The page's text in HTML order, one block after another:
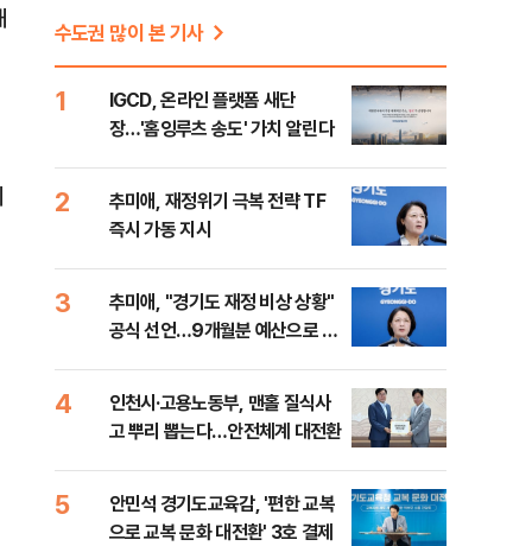
수도권 많이 본 기사
1
IGCD, 온라인 플랫폼 새단
장…'홈잉루츠 송도' 가치 알린다
2
추미애, 재정위기 극복 전략 TF
즉시 가동 지시
3
추미애, "경기도 재정 비상 상황"
공식 선언…9개월분 예산으로 민
4
인천시·고용노동부, 맨홀 질식사
고 뿌리 뽑는다…안전체계 대전환
5
안민석 경기도교육감, '편한 교복
으로 교복 문화 대전환' 3호 결제